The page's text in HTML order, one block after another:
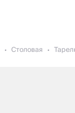
Столовая